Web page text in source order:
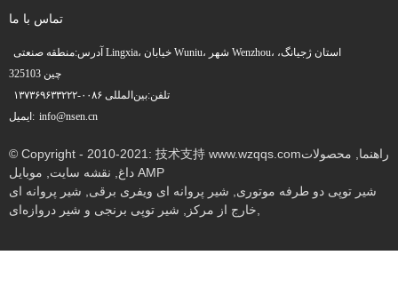
تماس با ما
آدرس:منطقه صنعتی Lingxia، خیابان Wuniu، شهر Wenzhou، استان ژجیانگ،
چین 325103
تلفن:بین‌المللی ۰۰۸۶-۱۳۷۳۶۹۶۳۳۲۲۲
ایمیل: info@nsen.cn
© Copyright - 2010-2021: 技术支持 www.wzqqs.com راهنما
محصولات
داغ
نقشه سایت
موبایل AMP
شیر توپی دو طرفه موتوری
شیر پروانه ای ویفری برقی
شیر پروانه ای
خارج از مرکز
شیر توپی برنجی و شیر دروازه‌ای